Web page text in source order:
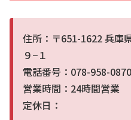
住所：〒651-1622 兵庫
９−１
電話番号：078-958-0870
営業時間：24時間営業
定休日：